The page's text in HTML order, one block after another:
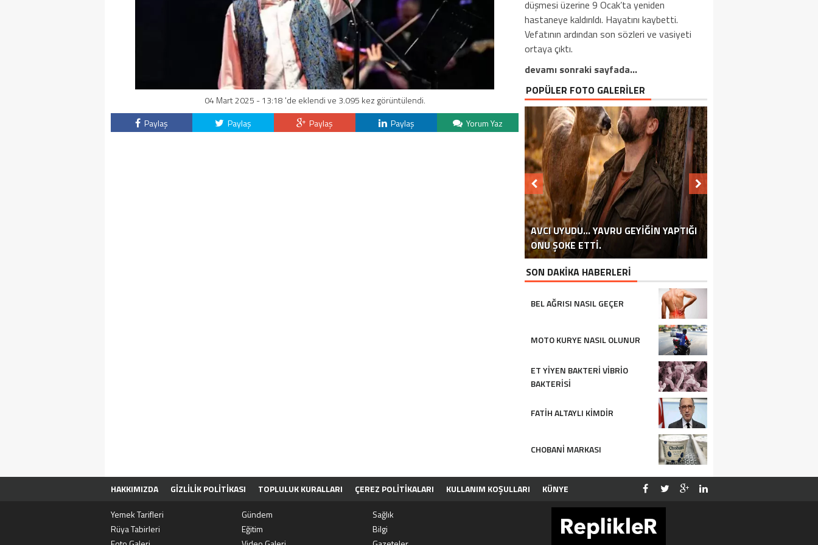
04 Mart 2025 - 13:18 'de eklendi ve 3.095 kez görüntülendi.
Paylaş
Paylaş Paylaş Paylaş Yorum Yaz
düşmesi üzerine 9 Ocak’ta yeniden
hastaneye kaldırıldı. Hayatını kaybetti.
Vefatının ardından son sözleri ve vasiyeti
ortaya çıktı.
devamı sonraki sayfada…
POPÜLER FOTO GALERİLER
AVCI UYUDU… YAVRU GEYIĞIN YAPTIĞI
ONU ŞOKE ETTI.
RÜYADA EVDEN KAÇMANIN ANLAMI
EGE SULARINA UÇAK DÜŞTÜ
ASTROLOG TEK TEK AÇIKLADI
ERDOĞAN AKTARDI BIZZAT
EMEKLILIK HAYALI KURANLARA MÜJDE!
TÜRKIYE’DE 13 YILDIR İKAMET
EDIYORDU
BU YÖNTEMLE EMEKLI MAAŞINIZI
ARTIRABILIRSINIZ!
YAVAŞ AÇIKLADI
ÇARPICI VERILER.
SON DAKİKA HABERLERİ
BEL AĞRISI NASIL GEÇER
MOTO KURYE NASIL OLUNUR
ET YIYEN BAKTERI VIBRIO
BAKTERISI
FATIH ALTAYLI KIMDIR
CHOBANI MARKASI
HAKKIMIZDA GIZLILIK POLITIKASI TOPLULUK KURALLARI ÇEREZ POLITIKALARI KULLANIM KOŞULLARI
KÜNYE
SITENE EKLE
Yemek Tarifleri Gündem
Sağlık
Rüya Tabirleri
Eğitim
Bilgi